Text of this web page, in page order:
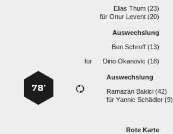
  
für  
Auswechslung
  
für
  
Auswechslung
  
für  
78’
Rote Karte